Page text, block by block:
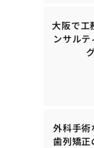
大阪で工
ンサル
外科手術
歯列矯正